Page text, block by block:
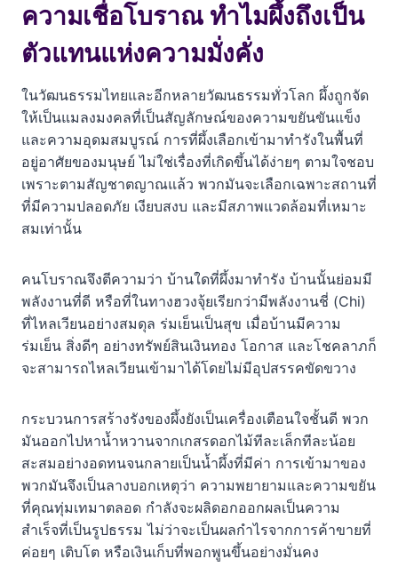
ความเชื่อโบราณ ทำไมผึ้งถึงเป็น
ตัวแทนแห่งความมั่งคั่ง
ในวัฒนธรรมไทยและอีกหลายวัฒนธรรมทั่วโลก ผึ้งถูกจัด
ให้เป็นแมลงมงคลที่เป็นสัญลักษณ์ของความขยันขันแข็ง
และความอุดมสมบูรณ์ การที่ผึ้งเลือกเข้ามาทำรังในพื้นที่
อยู่อาศัยของมนุษย์ ไม่ใช่เรื่องที่เกิดขึ้นได้ง่ายๆ ตามใจชอบ
เพราะตามสัญชาตญาณแล้ว พวกมันจะเลือกเฉพาะสถานที่
ที่มีความปลอดภัย เงียบสงบ และมีสภาพแวดล้อมที่เหมาะ
สมเท่านั้น
คนโบราณจึงตีความว่า บ้านใดที่ผึ้งมาทำรัง บ้านนั้นย่อมมี
พลังงานที่ดี หรือที่ในทางฮวงจุ้ยเรียกว่ามีพลังงานชี่ (Chi)
ที่ไหลเวียนอย่างสมดุล ร่มเย็นเป็นสุข เมื่อบ้านมีความ
ร่มเย็น สิ่งดีๆ อย่างทรัพย์สินเงินทอง โอกาส และโชคลาภก็
จะสามารถไหลเวียนเข้ามาได้โดยไม่มีอุปสรรคขัดขวาง
กระบวนการสร้างรังของผึ้งยังเป็นเครื่องเตือนใจชั้นดี พวก
มันออกไปหาน้ำหวานจากเกสรดอกไม้ทีละเล็กทีละน้อย
สะสมอย่างอดทนจนกลายเป็นน้ำผึ้งที่มีค่า การเข้ามาของ
พวกมันจึงเป็นลางบอกเหตุว่า ความพยายามและความขยัน
ที่คุณทุ่มเทมาตลอด กำลังจะผลิดอกออกผลเป็นความ
สำเร็จที่เป็นรูปธรรม ไม่ว่าจะเป็นผลกำไรจากการค้าขายที่
ค่อยๆ เติบโต หรือเงินเก็บที่พอกพูนขึ้นอย่างมั่นคง